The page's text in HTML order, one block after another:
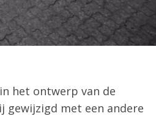
het ontwerp van de
gewijzigd met een andere